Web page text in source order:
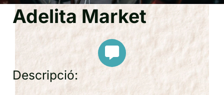
Adelita Market
Descripció: